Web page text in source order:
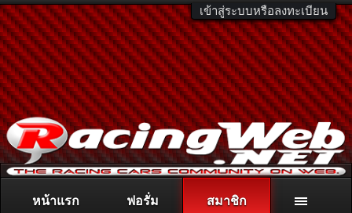
เข้าสู่ระบบหรือลงทะเบียน
ติดต่อลงโฆษณา racingweb@gmail.comหรือโทร. 081-811-1138
หน้าแรก ฟอรั่ม สมาชิก